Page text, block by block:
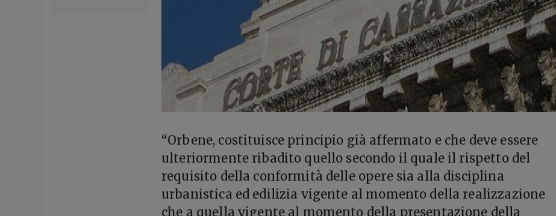
“Orbene, costituisce principio già affermato e che deve essere
ulteriormente ribadito quello secondo il quale il rispetto del
requisito della conformità delle opere sia alla disciplina
urbanistica ed edilizia vigente al momento della realizzazione
che a quella vigente al momento della presentazione della